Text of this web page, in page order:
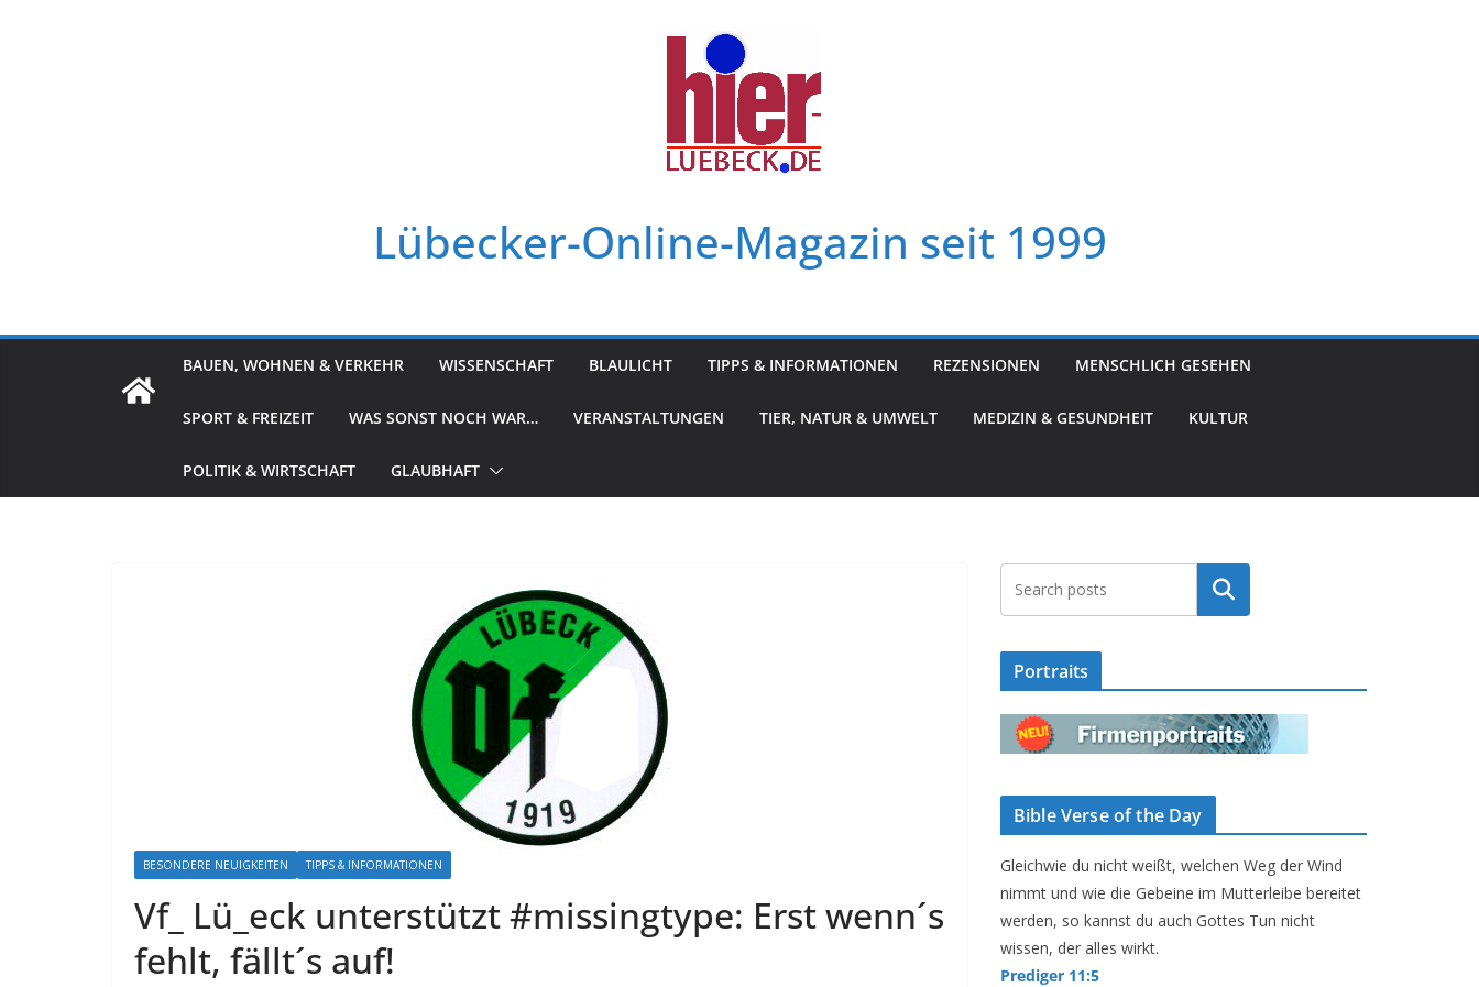
Lübecker-Online-Magazin seit 1999
BAUEN, WOHNEN & VERKEHR WISSENSCHAFT BLAULICHT TIPPS & INFORMATIONEN REZENSIONEN MENSCHLICH GESEHEN
SPORT & FREIZEIT WAS SONST NOCH WAR… VERANSTALTUNGEN TIER, NATUR & UMWELT MEDIZIN & GESUNDHEIT KULTUR
POLITIK & WIRTSCHAFT GLAUBHAFT
BESONDERE NEUIGKEITEN TIPPS & INFORMATIONEN
Vf_ Lü_eck unterstützt #missingtype: Erst wenn´s
fehlt, fällt´s auf!
Suchen
Portraits
Bible Verse of the Day
Gleichwie du nicht weißt, welchen Weg der Wind
nimmt und wie die Gebeine im Mutterleibe bereitet
werden, so kannst du auch Gottes Tun nicht
wissen, der alles wirkt.
Prediger 11:5